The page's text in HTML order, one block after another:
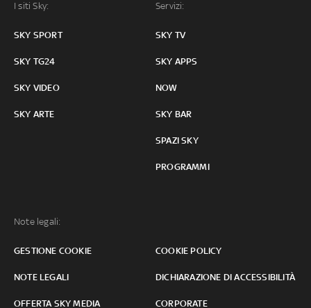
I siti Sky:
SKY SPORT
SKY TG24
SKY VIDEO
SKY ARTE
Servizi:
SKY TV
SKY APPS
NOW
SKY BAR
SPAZI SKY
PROGRAMMI
Note legali:
GESTIONE COOKIE COOKIE POLICY
NOTE LEGALI DICHIARAZIONE DI ACCESSIBILITÀ
OFFERTA SKY MEDIA CORPORATE